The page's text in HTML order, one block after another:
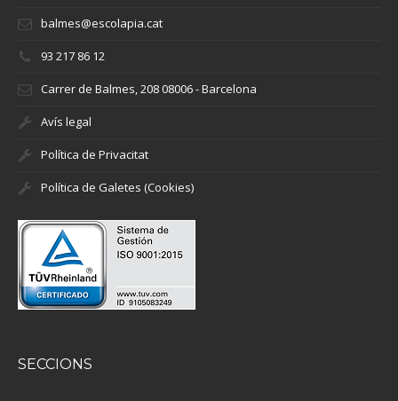
balmes@escolapia.cat
93 217 86 12
Carrer de Balmes, 208 08006 - Barcelona
Avís legal
Política de Privacitat
Política de Galetes (Cookies)
SECCIONS